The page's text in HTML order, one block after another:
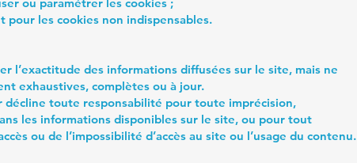
ou paramétrer les cookies ;
pour les cookies non indispensables.
l’exactitude des informations diffusées sur le site, mais ne
exhaustives, complètes ou à jour.
décline toute responsabilité pour toute imprécision,
les informations disponibles sur le site, ou pour tout
ou de l’impossibilité d’accès au site ou l’usage du contenu.